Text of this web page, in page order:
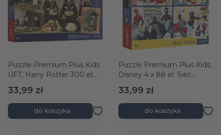
Puzzle Premium Plus Kids
UFT, Harry Potter 300 el.
Expecto Patronum +
kolekcjonerski plakat
33,99 zł
do koszyka
Puzzle Premium Plus Kids,
Disney 4 x 88 el. Sieć
zabawy + kolekcjonerski
plakat
33,99 zł
do koszyka